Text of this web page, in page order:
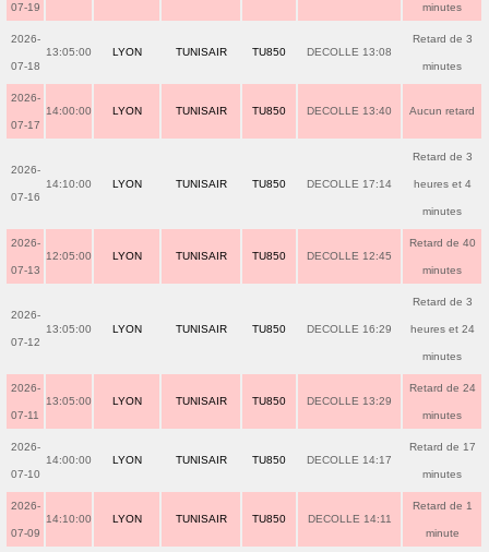
07-19 minutes
2026-
07-18
13:05:00 LYON TUNISAIR TU850 DECOLLE 13:08
Retard de 3
minutes
2026-
07-17
14:00:00 LYON TUNISAIR TU850 DECOLLE 13:40 Aucun retard
2026-
07-16
14:10:00 LYON TUNISAIR TU850 DECOLLE 17:14
Retard de 3
heures et 4
minutes
2026-
07-13
12:05:00 LYON TUNISAIR TU850 DECOLLE 12:45
Retard de 40
minutes
2026-
07-12
13:05:00 LYON TUNISAIR TU850 DECOLLE 16:29
Retard de 3
heures et 24
minutes
2026-
07-11
13:05:00 LYON TUNISAIR TU850 DECOLLE 13:29
Retard de 24
minutes
2026-
07-10
14:00:00 LYON TUNISAIR TU850 DECOLLE 14:17
Retard de 17
minutes
2026-
07-09
14:10:00 LYON TUNISAIR TU850 DECOLLE 14:11
Retard de 1
minute